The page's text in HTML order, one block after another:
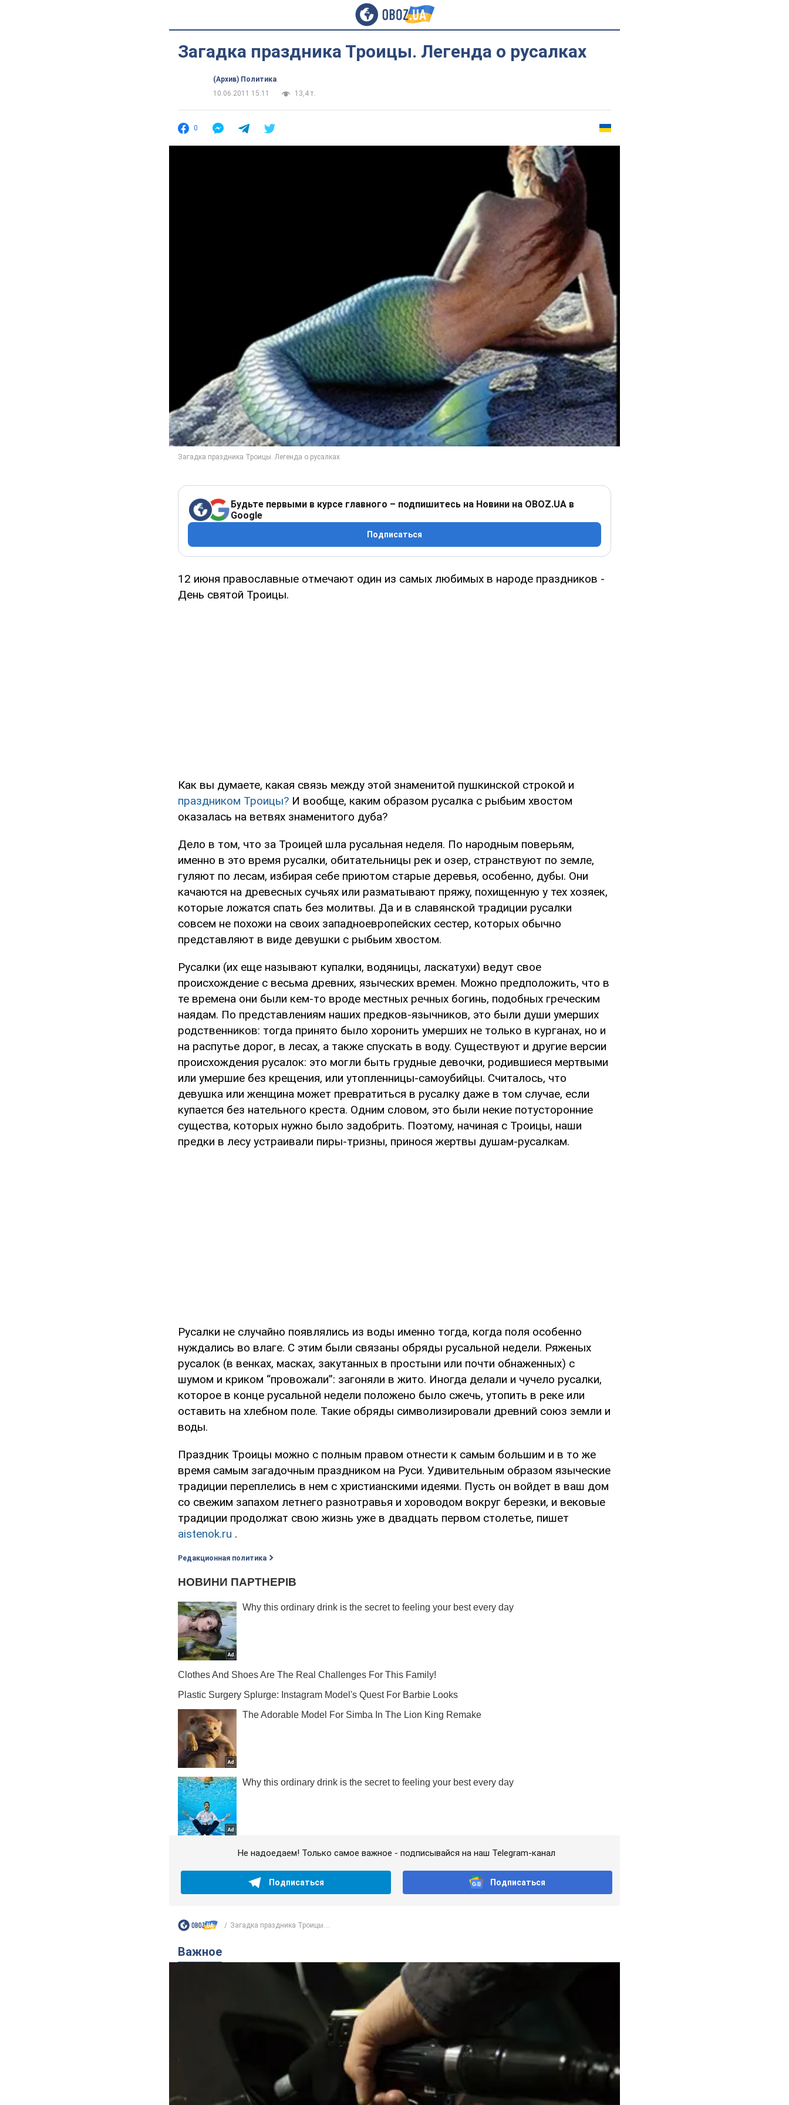
Загадка праздника Троицы. Легенда о русалках
(Архив) Политика
10.06.2011 15:11
13,4 т.
0
Будьте первыми в курсе главного – подпишитесь на Новини на OBOZ.UA в
Google
Подписаться
12 июня православные отмечают один из самых любимых в народе праздников -
День святой Троицы.
Как вы думаете, какая связь между этой знаменитой пушкинской строкой и
праздником Троицы? И вообще, каким образом русалка с рыбьим хвостом
оказалась на ветвях знаменитого дуба?
Дело в том, что за Троицей шла русальная неделя. По народным поверьям,
именно в это время русалки, обитательницы рек и озер, странствуют по земле,
гуляют по лесам, избирая себе приютом старые деревья, особенно, дубы. Они
качаются на древесных сучьях или разматывают пряжу, похищенную у тех хозяек,
которые ложатся спать без молитвы. Да и в славянской традиции русалки
совсем не похожи на своих западноевропейских сестер, которых обычно
представляют в виде девушки с рыбьим хвостом.
Русалки (их еще называют купалки, водяницы, ласкатухи) ведут свое
происхождение с весьма древних, языческих времен. Можно предположить, что в
те времена они были кем-то вроде местных речных богинь, подобных греческим
наядам. По представлениям наших предков-язычников, это были души умерших
родственников: тогда принято было хоронить умерших не только в курганах, но и
на распутье дорог, в лесах, а также спускать в воду. Существуют и другие версии
происхождения русалок: это могли быть грудные девочки, родившиеся мертвыми
или умершие без крещения, или утопленницы-самоубийцы. Считалось, что
девушка или женщина может превратиться в русалку даже в том случае, если
купается без нательного креста. Одним словом, это были некие потусторонние
существа, которых нужно было задобрить. Поэтому, начиная с Троицы, наши
предки в лесу устраивали пиры-тризны, принося жертвы душам-русалкам.
Русалки не случайно появлялись из воды именно тогда, когда поля особенно
нуждались во влаге. С этим были связаны обряды русальной недели. Ряженых
русалок (в венках, масках, закутанных в простыни или почти обнаженных) с
шумом и криком “провожали”: загоняли в жито. Иногда делали и чучело русалки,
которое в конце русальной недели положено было сжечь, утопить в реке или
оставить на хлебном поле. Такие обряды символизировали древний союз земли и
воды.
Праздник Троицы можно с полным правом отнести к самым большим и в то же
время самым загадочным праздником на Руси. Удивительным образом языческие
традиции переплелись в нем с христианскими идеями. Пусть он войдет в ваш дом
со свежим запахом летнего разнотравья и хороводом вокруг березки, и вековые
традиции продолжат свою жизнь уже в двадцать первом столетье, пишет
aistenok.ru .
Редакционная политика
Не надоедаем! Только самое важное - подписывайся на наш Telegram-канал
Подписаться Подписаться
Загадка праздника Троицы....
Важное